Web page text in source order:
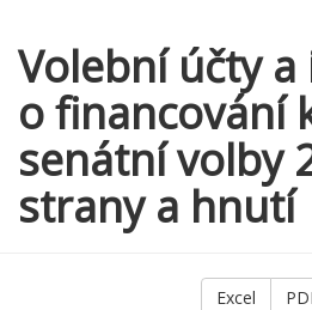
Volební účty
o financování
senátní volby
strany a hnutí
Excel